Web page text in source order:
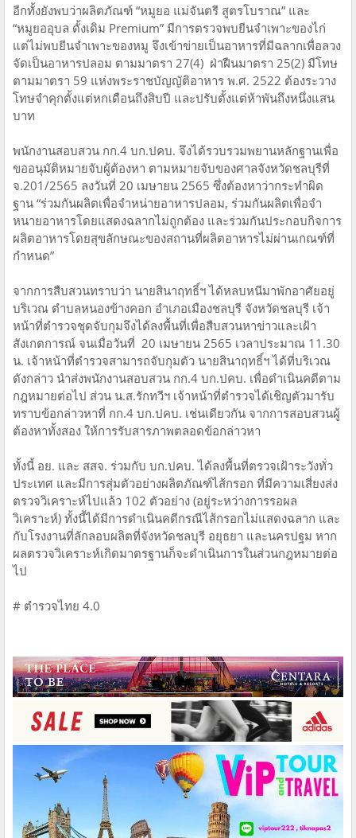
อีกทั้งยังพบว่าผลิตภัณฑ์ “หมูยอ แม่จันตรี สูตรโบราณ” และ
“หมูยออุบล ดั้งเดิม Premium” มีการตรวจพบยีนจำเพาะของไก่
แต่ไม่พบยีนจำเพาะของหมู จึงเข้าข่ายเป็นอาหารที่มีฉลากเพื่อลวง
จัดเป็นอาหารปลอม ตามมาตรา 27(4) ฝ่าฝืนมาตรา 25(2) มีโทษ
ตามมาตรา 59 แห่งพระราชบัญญัติอาหาร พ.ศ. 2522 ต้องระวาง
โทษจำคุกตั้งแต่หกเดือนถึงสิบปี และปรับตั้งแต่ห้าพันถึงหนึ่งแสน
บาท
พนักงานสอบสวน กก.4 บก.ปคบ. จึงได้รวบรวมพยานหลักฐานเพื่อ
ขออนุมัติหมายจับผู้ต้องหา ตามหมายจับของศาลจังหวัดชลบุรีที่
จ.201/2565 ลงวันที่ 20 เมษายน 2565 ซึ่งต้องหาว่ากระทำผิด
ฐาน “ร่วมกันผลิตเพื่อจำหน่ายอาหารปลอม, ร่วมกันผลิตเพื่อจำ
หนายอาหารโดยแสดงฉลากไม่ถูกต้อง และร่วมกันประกอบกิจการ
ผลิตอาหารโดยสุขลักษณะของสถานที่ผลิตอาหารไม่ผ่านเกณฑ์ที่
กำหนด”
จากการสืบสวนทราบว่า นายสินาฤทธิ์ฯ ได้หลบหนีมาพักอาศัยอยู่
บริเวณ ตำบลหนองข้างคอก อำเภอเมืองชลบุรี จังหวัดชลบุรี เจ้า
หน้าที่ตำรวจชุดจับกุมจึงได้ลงพื้นที่เพื่อสืบสวนหาข่าวและเฝ้า
สังเกตการณ์ จนเมื่อวันที่ 20 เมษายน 2565 เวลาประมาณ 11.30
น. เจ้าหน้าที่ตำรวจสามารถจับกุมตัว นายสินาฤทธิ์ฯ ได้ที่บริเวณ
ดังกล่าว นำส่งพนักงานสอบสวน กก.4 บก.ปคบ. เพื่อดำเนินคดีตาม
กฎหมายต่อไป ส่วน น.ส.รักทวีฯ เจ้าหน้าที่ตำรวจได้เชิญตัวมารับ
ทราบข้อกล่าวหาที่ กก.4 บก.ปคบ. เช่นเดียวกัน จากการสอบสวนผู้
ต้องหาทั้งสอง ให้การรับสารภาพตลอดข้อกล่าวหา
ทั้งนี้ อย. และ สสจ. ร่วมกับ บก.ปคบ. ได้ลงพื้นที่ตรวจเฝ้าระวังทั่ว
ประเทศ และมีการสุ่มตัวอย่างผลิตภัณฑ์ไส้กรอก ที่มีความเสี่ยงส่ง
ตรวจวิเคราะห์ไปแล้ว 102 ตัวอย่าง (อยู่ระหว่างการรอผล
วิเคราะห์) ทั้งนี้ได้มีการดำเนินคดีกรณีไส้กรอกไม่แสดงฉลาก และ
กับโรงงานที่ลักลอบผลิตที่จังหวัดชลบุรี อยุธยา และนครปฐม หาก
ผลตรวจวิเคราะห์เกิดมาตรฐานก็จะดำเนินการในส่วนกฎหมายต่อ
ไป
# ตำรวจไทย 4.0